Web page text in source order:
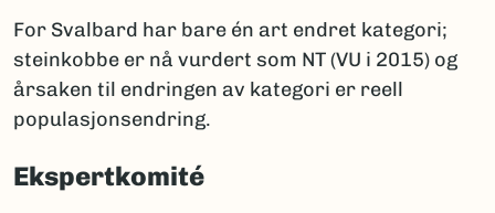
For Svalbard har bare én art endret kategori;
steinkobbe er nå vurdert som NT (VU i 2015) og
årsaken til endringen av kategori er reell
populasjonsendring.
Ekspertkomité